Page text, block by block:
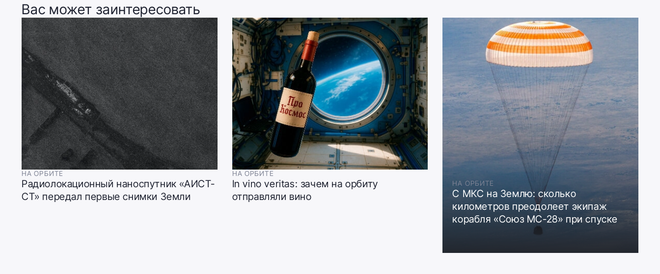
Вас может заинтересовать
НА ОРБИТЕ
Радиолокационный наноспутник «АИСТ-
СТ» передал первые снимки Земли
НА ОРБИТЕ
In vino veritas: зачем на орбиту
отправляли вино
НА ОРБИТЕ
С МКС на Землю: сколько
километров преодолеет экипаж
корабля «Союз МС-28» при спуске